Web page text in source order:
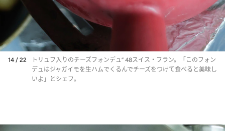
14 / 22
トリュフ入りのチーズフォンデュ” 48スイス・フラン。「このフォン
デュはジャガイモを生ハムでくるんでチーズをつけて食べると美味し
いよ」とシェフ。